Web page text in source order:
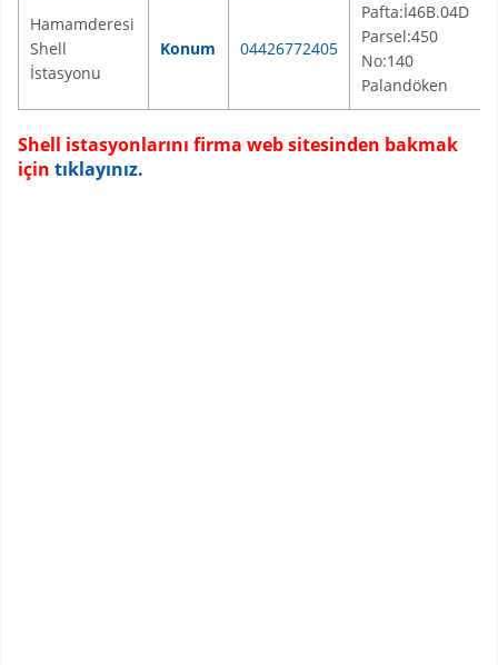
Hamamderesi
Shell
İstasyonu
Konum 04426772405
Pafta:İ46B.04D
Parsel:450
No:140
Palandöken
Shell istasyonlarını firma web sitesinden bakmak
için tıklayınız.